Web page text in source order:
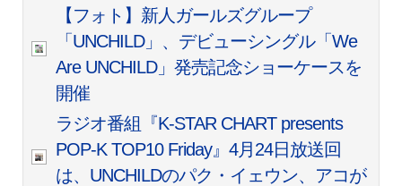
【フォト】新人ガールズグループ
「UNCHILD」、デビューシングル「We
Are UNCHILD」発売記念ショーケースを
開催
ラジオ番組『K-STAR CHART presents
POP-K TOP10 Friday』4月24日放送回
は、UNCHILDのパク・イェウン、アコが